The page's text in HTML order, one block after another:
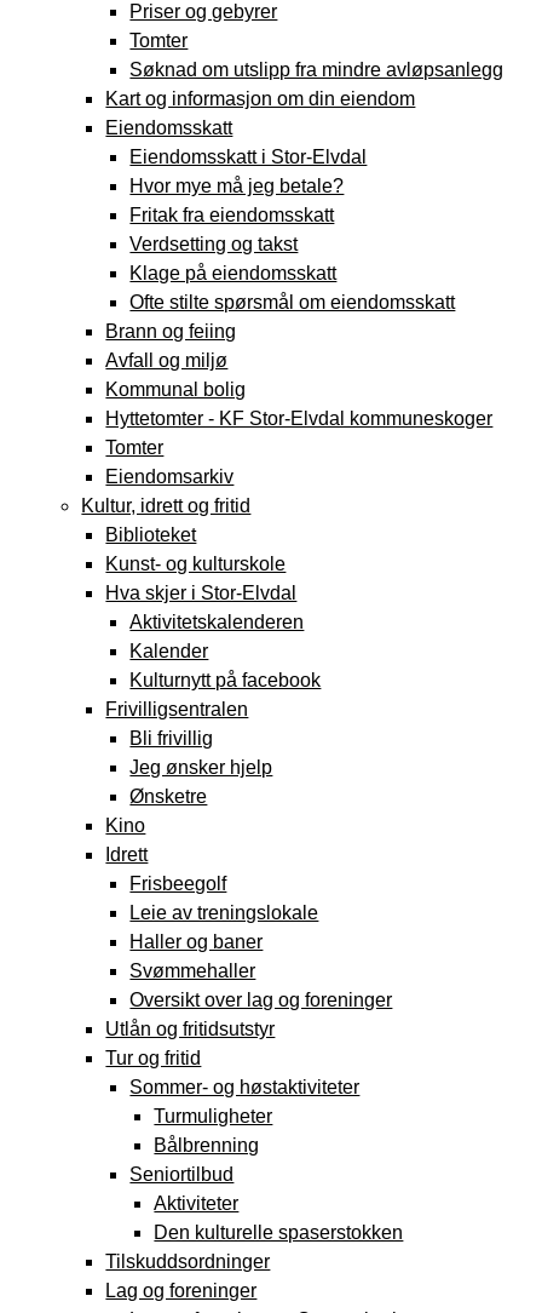
Priser og gebyrer
Tomter
Søknad om utslipp fra mindre avløpsanlegg
Kart og informasjon om din eiendom
Eiendomsskatt
Eiendomsskatt i Stor-Elvdal
Hvor mye må jeg betale?
Fritak fra eiendomsskatt
Verdsetting og takst
Klage på eiendomsskatt
Ofte stilte spørsmål om eiendomsskatt
Brann og feiing
Avfall og miljø
Kommunal bolig
Hyttetomter - KF Stor-Elvdal kommuneskoger
Tomter
Eiendomsarkiv
Kultur, idrett og fritid
Biblioteket
Kunst- og kulturskole
Hva skjer i Stor-Elvdal
Aktivitetskalenderen
Kalender
Kulturnytt på facebook
Frivilligsentralen
Bli frivillig
Jeg ønsker hjelp
Ønsketre
Kino
Idrett
Frisbeegolf
Leie av treningslokale
Haller og baner
Svømmehaller
Oversikt over lag og foreninger
Utlån og fritidsutstyr
Tur og fritid
Sommer- og høstaktiviteter
Turmuligheter
Bålbrenning
Seniortilbud
Aktiviteter
Den kulturelle spaserstokken
Tilskuddsordninger
Lag og foreninger